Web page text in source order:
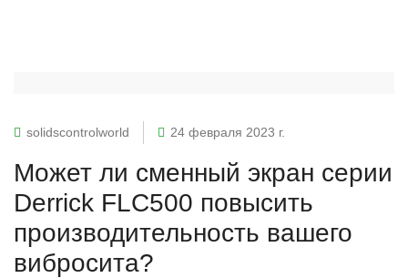
solidscontrolworld 24 февраля 2023 г.
Может ли сменный экран серии
Derrick FLC500 повысить
производительность вашего
вибросита?